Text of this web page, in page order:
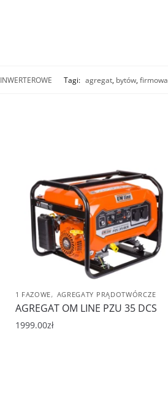
INWERTEROWE Tagi: agregat, bytów,firmowa
1 FAZOWE, AGREGATY PRĄDOTWÓRCZE
AGREGAT OM LINE PZU 35 DCS
1999.00zł